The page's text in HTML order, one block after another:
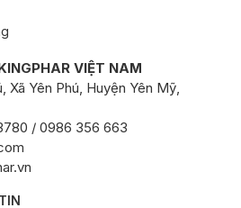
VIỆT NAM
Xã Yên Phú, Huyện Yên Mỹ,
/ 0986 356 663